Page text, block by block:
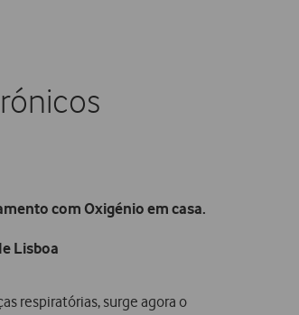
com Oxigénio em casa.
Lisboa
respiratórias, surge agora o